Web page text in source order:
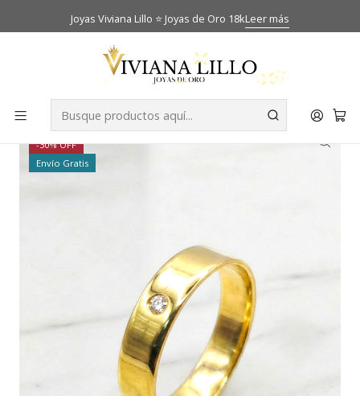
Joyas Viviana Lillo ⭐ Joyas de Oro 18kLeer más
Inicio Anillos
Anillo plano 4 mm diamante Oro amarillo 18k
-30% OFF
Envío Gratis